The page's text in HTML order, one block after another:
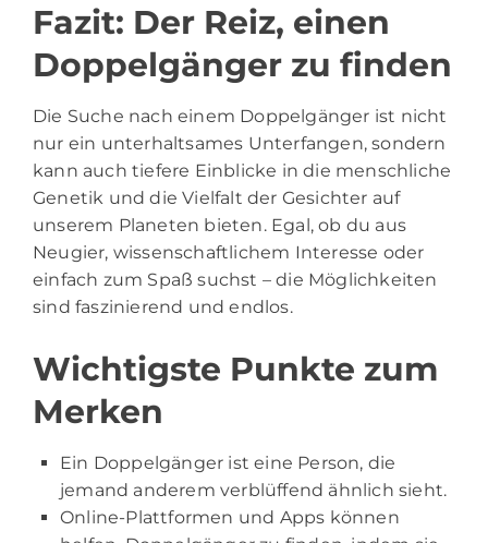
Fazit: Der Reiz, einen
Doppelgänger zu finden
Die Suche nach einem Doppelgänger ist nicht
nur ein unterhaltsames Unterfangen, sondern
kann auch tiefere Einblicke in die menschliche
Genetik und die Vielfalt der Gesichter auf
unserem Planeten bieten. Egal, ob du aus
Neugier, wissenschaftlichem Interesse oder
einfach zum Spaß suchst – die Möglichkeiten
sind faszinierend und endlos.
Wichtigste Punkte zum
Merken
Ein Doppelgänger ist eine Person, die
jemand anderem verblüffend ähnlich sieht.
Online-Plattformen und Apps können